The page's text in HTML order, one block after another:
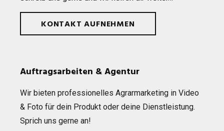
KONTAKT AUFNEHMEN
Auftragsarbeiten & Agentur
Wir bie­ten pro­fes­sio­nel­les Agrar­mar­ke­ting in Video
& Foto für dein Pro­dukt oder deine Dienst­leis­tung.
Sprich uns gerne an!